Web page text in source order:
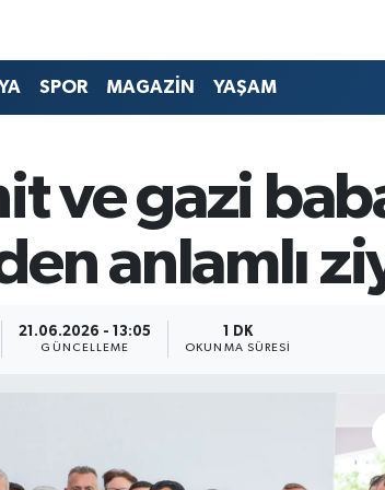
SPOR MAGAZİN YAŞAM
ve gazi
anlamlı
21.06.2026 - 13:05
GÜNCELLEME
1 DK
OKUNMA SÜRESI